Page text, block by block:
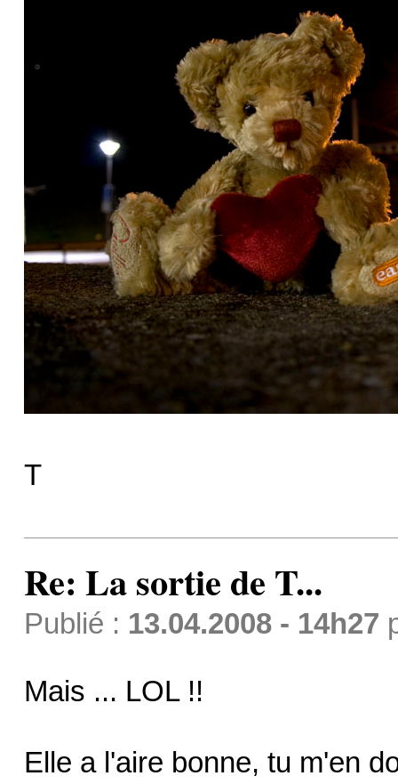
T
Re: La sortie de T...
Publié : 13.04.2008 - 14h27
Mais ... LOL !!
Elle a l'aire bonne, tu m'en